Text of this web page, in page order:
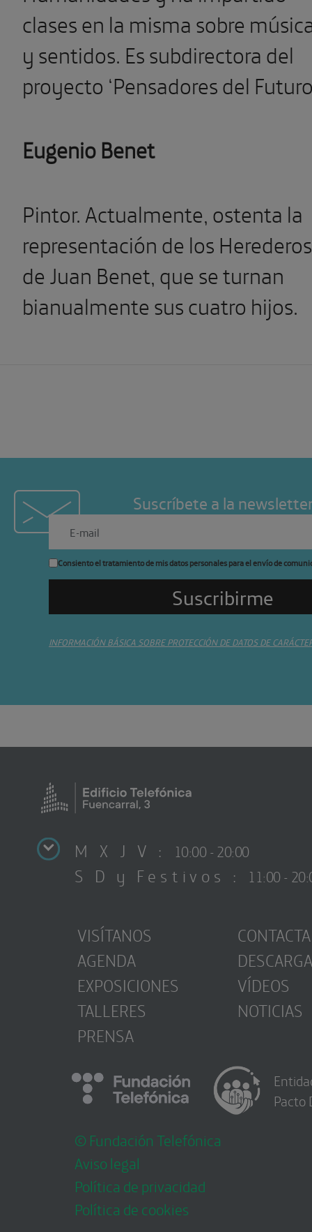
clases en la misma sobre
y sentidos. Es subdirectora del
proyecto ‘Pensadores del
Eugenio Benet
Pintor. Actualmente, ostenta la
representación de los Herederos
de Juan Benet, que se turnan
bianualmente sus cuatro hijos.
Suscríbete a la
Consiento el tratamiento de mis datos personales para el envío de
INFORMACIÓN BÁSICA SOBRE PROTECCIÓN DE DATOS DE
M X J V : 10:00 - 20:00
S D y Festivos : 11:00 -
VISÍTANOS
AGENDA
EXPOSICIONES
TALLERES
PRENSA
CONTACTA
VÍDEOS
NOTICIAS
© Fundación Telefónica
Aviso legal
Política de privacidad
Política de cookies
Pacto